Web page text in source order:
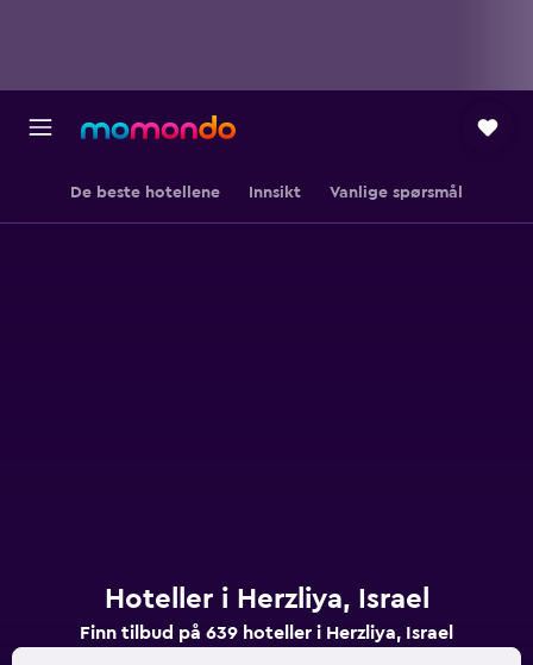
De beste hotellene Innsikt Vanlige spørsmål
Hoteller i Herzliya, Israel
Finn tilbud på 639 hoteller i Herzliya, Israel